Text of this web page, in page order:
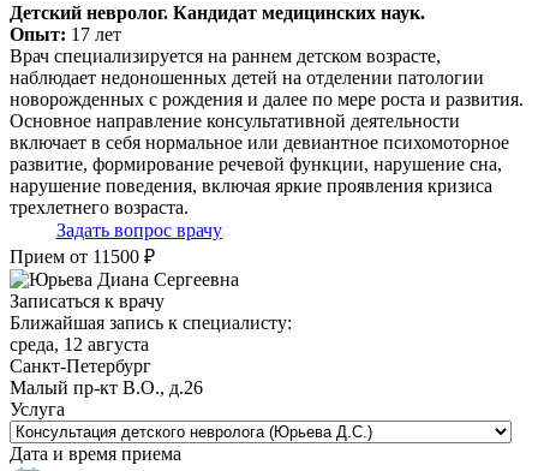
Детский невролог. Кандидат медицинских наук.
Опыт: 17 лет
Врач специализируется на раннем детском возрасте,
наблюдает недоношенных детей на отделении патологии
новорожденных с рождения и далее по мере роста и развития.
Основное направление консультативной деятельности
включает в себя нормальное или девиантное психомоторное
развитие, формирование речевой функции, нарушение сна,
нарушение поведения, включая яркие проявления кризиса
трехлетнего возраста.
Задать вопрос врачу
Прием от 11500 ₽
Записаться к врачу
Ближайшая запись к специалисту:
среда, 12 августа
Санкт-Петербург
Малый пр-кт В.О., д.26
Услуга
Дата и время приема